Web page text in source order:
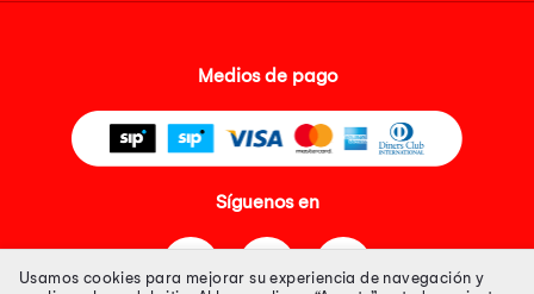
Medios de pago
Síguenos en
Usamos cookies para mejorar su experiencia de navegación y